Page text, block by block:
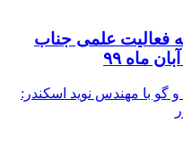
فعالیت علمی جناب